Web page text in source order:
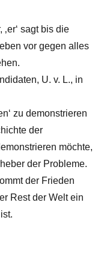
sagt bis die
vor gegen alles
U. v. L., in
zu demonstrieren
der
möchte,
der Probleme.
der Frieden
Rest der Welt ein